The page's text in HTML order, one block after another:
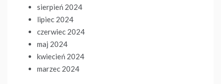
sierpień 2024
lipiec 2024
czerwiec 2024
maj 2024
kwiecień 2024
marzec 2024